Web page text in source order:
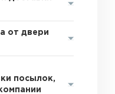
от двери
посылок,